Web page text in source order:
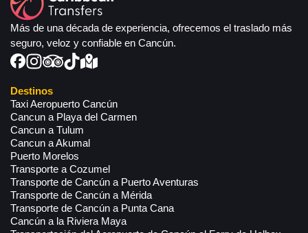
Más de una década de experiencia, ofrecemos el traslado más
seguro, veloz y confiable en Cancún.
Destinos
Taxi Aeropuerto Cancún
Cancun a Playa del Carmen
Cancun a Tulum
Cancun a Akumal
Puerto Morelos
Transporte a Cozumel
Transporte de Cancún a Puerto Aventuras
Transporte de Cancún a Mérida
Transporte de Cancún a Punta Cana
Cancún a la Riviera Maya